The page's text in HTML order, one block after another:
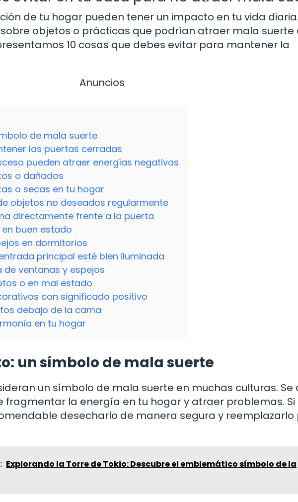
de tu hogar pueden tener un impacto en tu vida diaria.
objetos o prácticas que podrían atraer mala suerte
10 cosas que debes evitar para mantener la
Anuncios
de mala suerte
las puertas cerradas
pueden atraer energías negativas
o dañados
o secas en tu hogar
objetos no deseados regularmente
directamente frente a la puerta
buen estado
en dormitorios
principal esté bien iluminada
de ventanas y espejos
o en mal estado
con significado positivo
debajo de la cama
en tu hogar
un símbolo de mala suerte
un símbolo de mala suerte en muchas culturas. Se
fragmentar la energía en tu hogar y atraer problemas. Si
desecharlo de manera segura y reemplazarlo
Explorando la Torre de Tokio: Descubre el emblemático símbolo de la